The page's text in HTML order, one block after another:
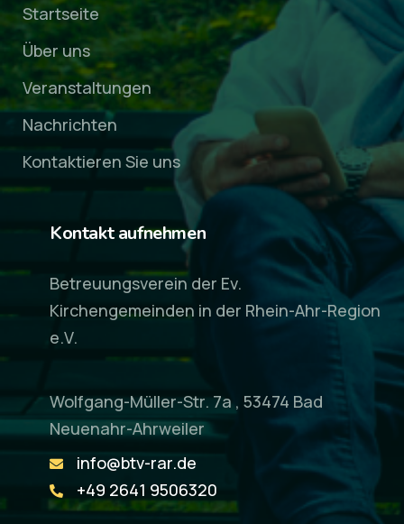
Startseite
Über uns
Veranstaltungen
Nachrichten
Kontaktieren Sie uns
Kontakt aufnehmen
Betreuungsverein der Ev.
Kirchengemeinden in der Rhein-Ahr-Region
e.V.
Wolfgang-Müller-Str. 7a , 53474 Bad
Neuenahr-Ahrweiler
info@btv-rar.de
+49 2641 9506320